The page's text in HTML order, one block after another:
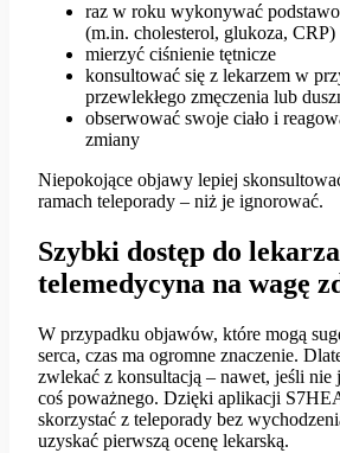
raz w roku wykonywać
(m.in. cholesterol, glukoza, CRP)
mierzyć ciśnienie tętnicze
konsultować się z lekarzem w
przewlekłego zmęczenia lub
obserwować swoje ciało i
zmiany
Niepokojące objawy lepiej
ramach teleporady – niż je ignorować.
Szybki dostęp do
telemedycyna na wagę
W przypadku objawów, które mogą
serca, czas ma ogromne znaczenie.
zwlekać z konsultacją – nawet, jeśli nie
coś poważnego. Dzięki aplikacji
skorzystać z teleporady bez
uzyskać pierwszą ocenę lekarską.